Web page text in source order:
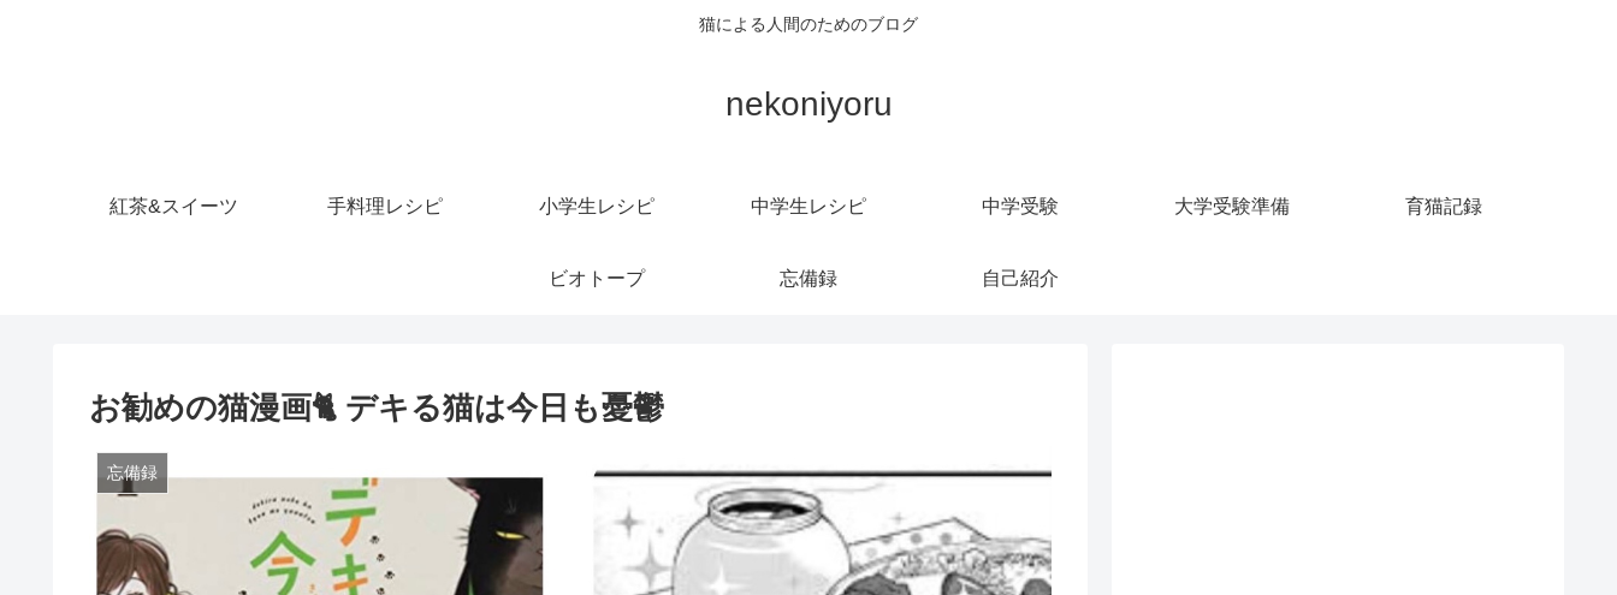
猫による人間のためのブログ
nekoniyoru
紅茶&スイーツ 手料理レシピ 小学生レシピ 中学生レシピ 中学受験 大学受験準備 育猫記録
ビオトープ 忘備録 自己紹介
お勧めの猫漫画🐈 デキる猫は今日も憂鬱
忘備録